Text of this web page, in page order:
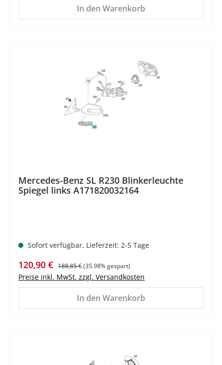
In den Warenkorb
Mercedes-Benz SL R230 Blinkerleuchte
Spiegel links A171820032164
Sofort verfügbar, Lieferzeit: 2-5 Tage
Verkaufspreis:
120,90 € Regulärer Preis:
188,85 €(35.98% gespart)
Preise inkl. MwSt. zzgl. Versandkosten
In den Warenkorb